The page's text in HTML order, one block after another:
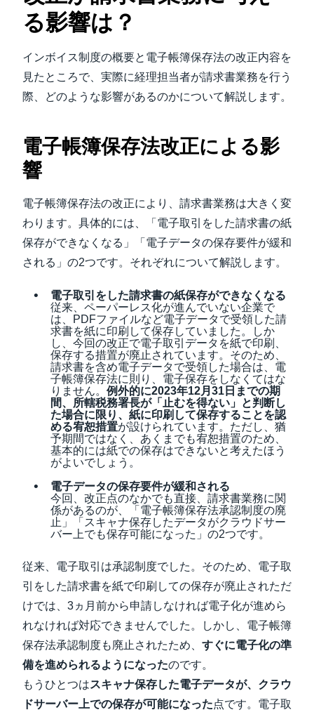
る影響は？
インボイス制度の概要と電子帳簿保存法の改正内容を
見たところで、実際に経理担当者が請求書業務を行う
際、どのような影響があるのかについて解説します。
電子帳簿保存法改正による影
響
電子帳簿保存法の改正により、請求書業務は大きく変
わります。具体的には、「電子取引をした請求書の紙
保存ができなくなる」「電子データの保存要件が緩和
される」の2つです。それぞれについて解説します。
電子取引をした請求書の紙保存ができなくなる
従来、ペーパーレス化が進んでいない企業で
は、PDFファイルなど電子データで受領した請
求書を紙に印刷して保存していました。しか
し、今回の改正で電子取引データを紙で印刷、
保存する措置が廃止されています。そのため、
請求書を含め電子データで受領した場合は、電
子帳簿保存法に則り、電子保存をしなくてはな
りません。 例外的に2023年12月31日までの期
間、所轄税務署長が「止むを得ない」と判断し
た場合に限り、紙に印刷して保存することを認
める宥恕措置が設けられています。ただし、猶
予期間ではなく、あくまでも宥恕措置のため、
基本的には紙での保存はできないと考えたほう
がよいでしょう。
電子データの保存要件が緩和される
今回、改正点のなかでも直接、請求書業務に関
係があるのが、「電子帳簿保存法承認制度の廃
止」「スキャナ保存したデータがクラウドサー
バー上でも保存可能になった」の2つです。
従来、電子取引は承認制度でした。そのため、電子取
引をした請求書を紙で印刷しての保存が廃止されただ
けでは、3ヵ月前から申請しなければ電子化が進めら
れなければ対応できませんでした。しかし、電子帳簿
保存法承認制度も廃止されたため、 すぐに電子化の準
備を進められるようになったのです。
もうひとつはスキャナ保存した電子データが、クラウ
ドサーバー上での保存が可能になった点です。電子取